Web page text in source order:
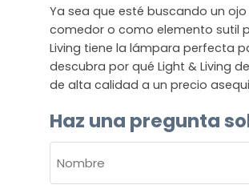
Ya sea que esté buscando un
comedor o como elemento sutil
Living tiene la lámpara perfecta
descubra por qué Light & Living
de alta calidad a un precio
Haz una pregunta
(OBLIGATORIO)